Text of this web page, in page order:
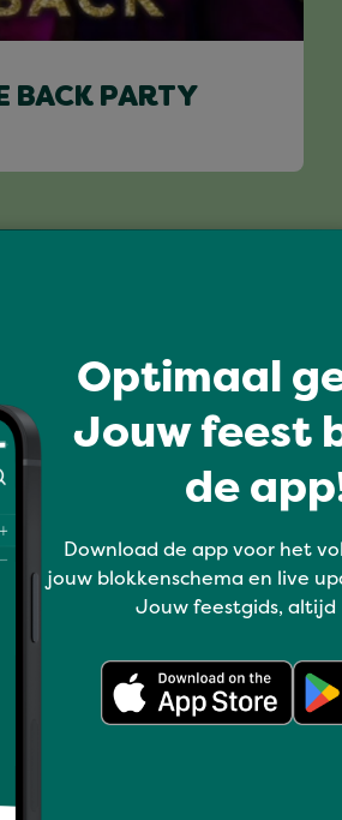
BACK PARTY
Optimaal
Jouw feest
de
Download de app voor het
jouw blokkenschema en live
Jouw feestgids, altijd